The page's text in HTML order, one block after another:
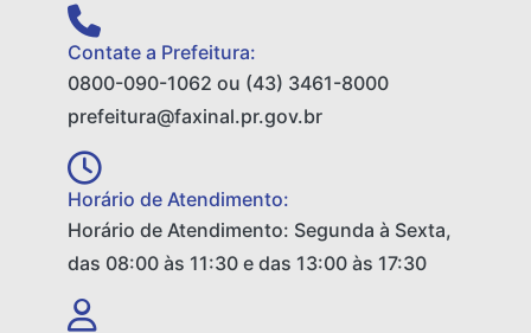
Contate a Prefeitura:
0800-090-1062 ou (43) 3461-8000
prefeitura@faxinal.pr.gov.br
Horário de Atendimento:
Horário de Atendimento: Segunda à Sexta,
das 08:00 às 11:30 e das 13:00 às 17:30